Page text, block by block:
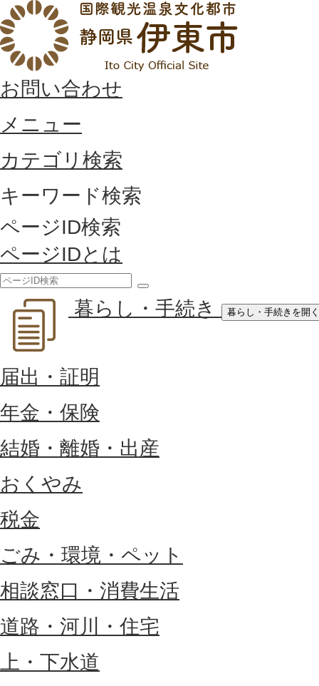
お問い合わせ
メニュー
カテゴリ検索
キーワード検索
ページID検索
ページIDとは
索
暮らし・手続き 暮らし・手続きを開く
届出・証明
年金・保険
結婚・離婚・出産
おくやみ
税金
ごみ・環境・ペット
相談窓口・消費生活
道路・河川・住宅
上・下水道